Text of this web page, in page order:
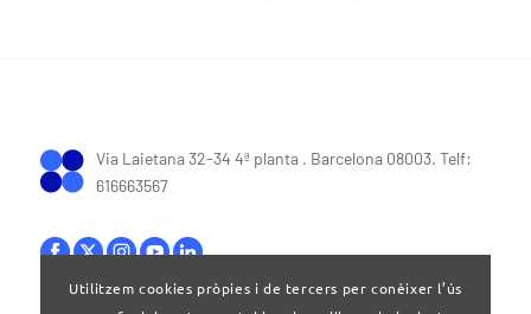
Via Laietana 32-34 4ª planta . Barcelona 08003. Telf:
616663567
Utilitzem cookies pròpies i de tercers per conèixer l’ús